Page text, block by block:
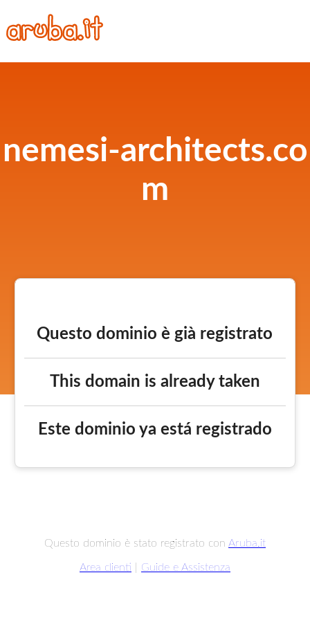
nemesi-architects.co
m
Questo dominio è già registrato
This domain is already taken
Este dominio ya está registrado
Questo dominio è stato registrato con Aruba.it
Area clienti Guide e Assistenza